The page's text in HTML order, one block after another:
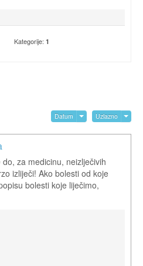
Kategorije:1
Datum Uzlazno
za medicinu, neizlječivih
izliječi! Ako bolesti od koje
bolesti koje liječimo,